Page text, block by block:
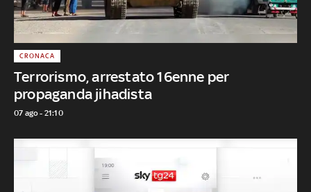
Terrorismo, arrestato 16enne per
propaganda jihadista
CRONACA
07 ago - 21:10